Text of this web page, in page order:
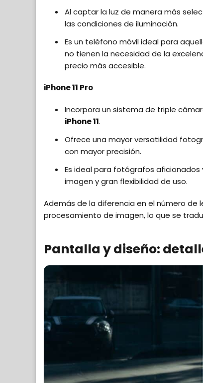
Al captar la luz de manera más
las condiciones de iluminación.
Es un teléfono móvil ideal para
no tienen la necesidad de la
precio más accesible.
iPhone 11 Pro
Incorpora un sistema de triple
iPhone 11.
Ofrece una mayor versatilidad
con mayor precisión.
Es ideal para fotógrafos
imagen y gran flexibilidad de uso.
Además de la diferencia en el número de
procesamiento de imagen, lo que se
Pantalla y diseño: